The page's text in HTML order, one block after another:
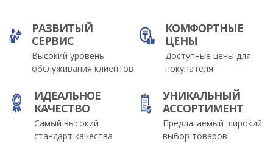
РАЗВИТЫЙ
СЕРВИС
Высокий уровень
обслуживания клиентов
КОМФОРТНЫЕ
ЦЕНЫ
Доступные цены для
покупателя
ИДЕАЛЬНОЕ
КАЧЕСТВО
Самый высокий
стандарт качества
УНИКАЛЬНЫЙ
АССОРТИМЕНТ
Предлагаемый широкий
выбор товаров